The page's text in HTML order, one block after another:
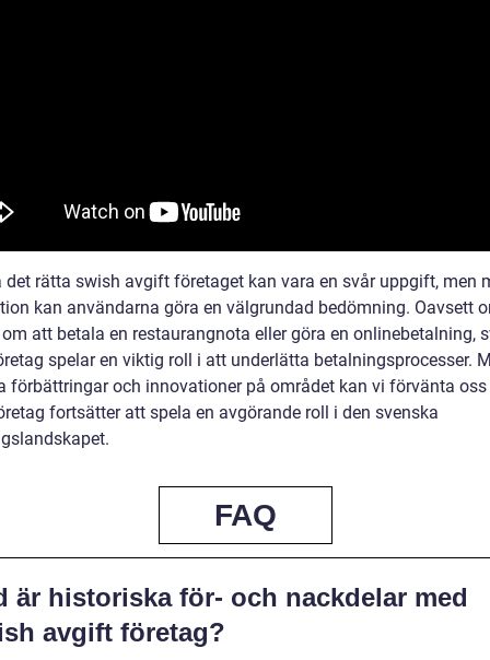
det rätta swish avgift företaget kan vara en svår uppgift, men
kan användarna göra en välgrundad bedömning. Oavsett
att betala en restaurangnota eller göra en onlinebetalning,
spelar en viktig roll i att underlätta betalningsprocesser.
förbättringar och innovationer på området kan vi förvänta
fortsätter att spela en avgörande roll i den svenska
FAQ
är historiska för- och nackdelar med
avgift företag?